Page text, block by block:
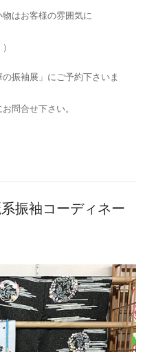
はお客様の雰囲気に
振袖展」にご予約下さいま
問合せ下さい。
振袖コーディネー